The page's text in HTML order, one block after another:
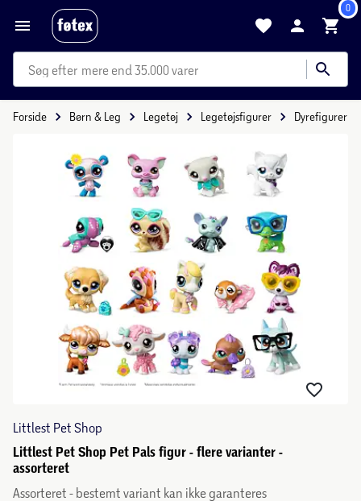
0
mere end 35.000 varer
Forside Børn & Leg Legetøj Legetøjsfigurer Dyrefigurer
Littlest Pet Shop
Littlest Pet Shop Pet Pals figur - flere varianter -
assorteret
Assorteret - bestemt variant kan ikke garanteres